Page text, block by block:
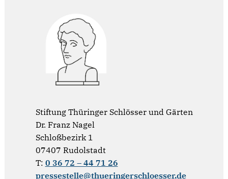
Stiftung Thüringer Schlösser und Gärten
Dr. Franz Nagel
Schloßbezirk 1
07407 Rudolstadt
T: 0 36 72 – 44 71 26
pressestelle@thueringerschloesser.de